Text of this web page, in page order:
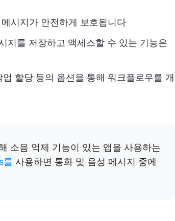
시지가 안전하게 보호됩니다
지를 저장하고 액세스할 수 있는 기능은
할당 등의 옵션을 통해 워크플로우를 개
소음 억제 기능이 있는 앱을 사용하는
를 사용하면 통화 및 음성 메시지 중에